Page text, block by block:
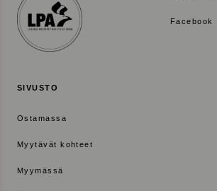
Facebook
SIVUSTO
Ostamassa
Myytävät kohteet
Myymässä